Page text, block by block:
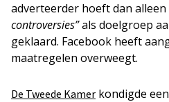
adverteerder hoeft dan alleen
controversies”als doelgroep
geklaard. Facebook heeft
maatregelen overweegt.
De Tweede Kamer kondigde